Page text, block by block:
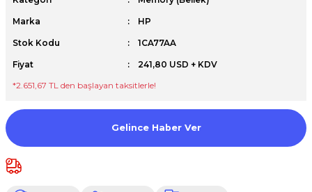
/ XPS+GPU
Marka HP
Stok Kodu 1CA77AA
Fiyat
241,80 USD + KDV
*2.651,67 TL den başlayan taksitlerle!
Gelince Haber Ver